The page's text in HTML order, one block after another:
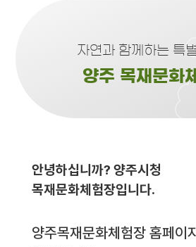
자연과 함께하는 특
양주 목재문화
안녕하십니까? 양주시청
목재문화체험장입니다.
양주목재문화체험장 홈페이